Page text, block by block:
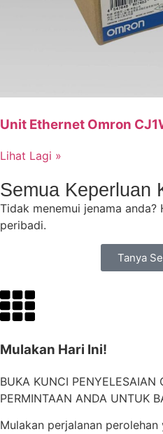
Unit Ethernet Omron
Lihat Lagi »
Semua Keperluan
Tidak menemui jenama
peribadi.
Tanya
Mulakan Hari Ini!
BUKA KUNCI PENYELESAIAN
PERMINTAAN ANDA UNTUK
Mulakan perjalanan